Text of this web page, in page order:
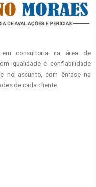
em consultoria na área de
qualidade e confiabilidade
no assunto, com ênfase na
de cada cliente.